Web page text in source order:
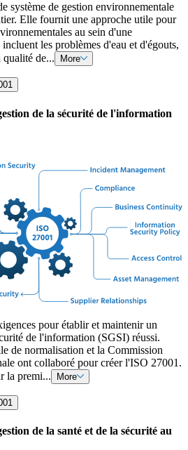
système de gestion environnementale
Elle fournit une approche utile pour
au sein d'une
les problèmes d'eau et d'égouts,
qualité de...
More
de la sécurité de l'information
pour établir et maintenir un
de l'information (SGSI) réussi.
de normalisation et la Commission
ont collaboré pour créer l'ISO 27001.
la premi...
More
de la santé et de la sécurité au